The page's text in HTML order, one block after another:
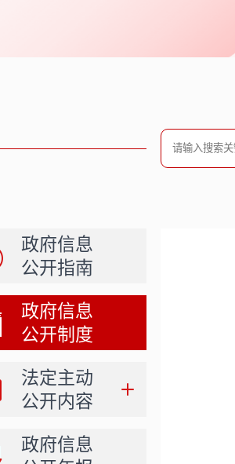
政府信息
公开指南
政府信息
公开制度
法定主动
公开内容
政府信息